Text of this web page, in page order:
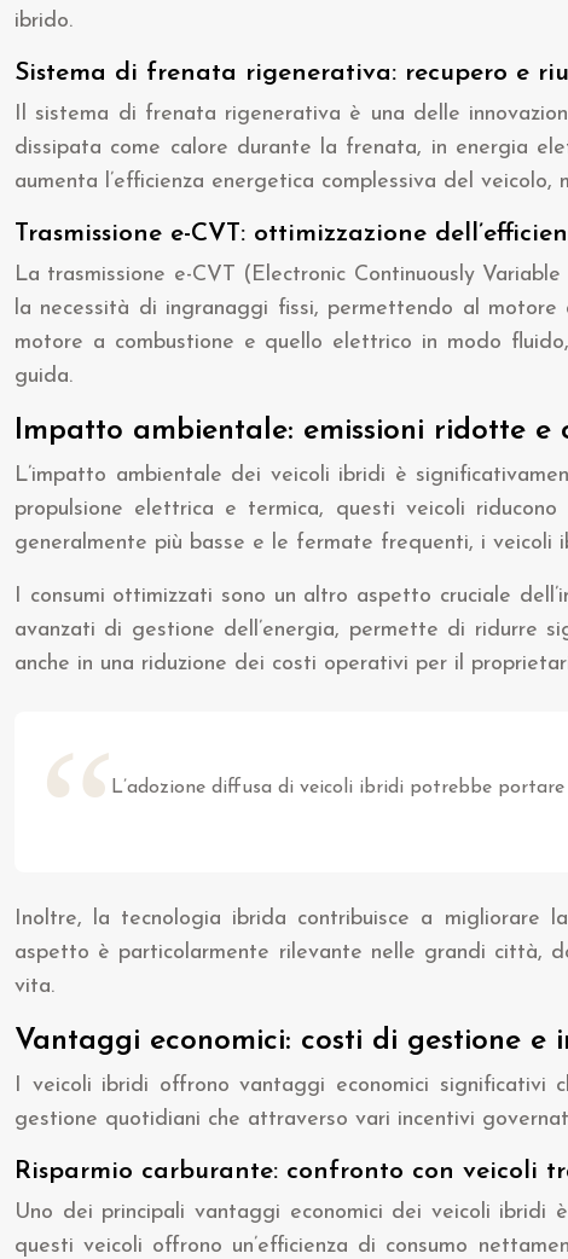
ibrido.
Sistema di frenata rigenerativa: recupero e
Il sistema di frenata rigenerativa è una delle
dissipata come calore durante la frenata, in energia
aumenta l’efficienza energetica complessiva del
Trasmissione e-CVT: ottimizzazione
La trasmissione e-CVT (Electronic Continuously
la necessità di ingranaggi fissi, permettendo al
motore a combustione e quello elettrico in modo
guida.
Impatto ambientale: emissioni ridotte e
L’impatto ambientale dei veicoli ibridi è
propulsione elettrica e termica, questi veicoli
generalmente più basse e le fermate frequenti, i veicoli
I consumi ottimizzati sono un altro aspetto cruciale
avanzati di gestione dell’energia, permette di ridurre
anche in una riduzione dei costi operativi per il
L’adozione diffusa di veicoli ibridi potrebbe
Inoltre, la tecnologia ibrida contribuisce a migliorare
aspetto è particolarmente rilevante nelle grandi città,
vita.
Vantaggi economici: costi di gestione e
I veicoli ibridi offrono vantaggi economici significativi
gestione quotidiani che attraverso vari incentivi
Risparmio carburante: confronto con veicoli
Uno dei principali vantaggi economici dei veicoli
questi veicoli offrono un’efficienza di consumo